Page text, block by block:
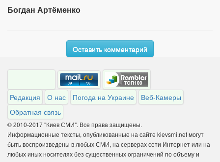
Богдан Артёменко
Оставить комментарий
Редакция О нас Погода на Украине
Веб-Камеры
Обратная связь
© 2010-2017 "Киев СМИ". Все права защищены.
Информационные тексты, опубликованные на сайте kievsmi.net могут
быть воспроизведены в любых СМИ, на серверах сети Интернет или на
любых иных носителях без существенных ограничений по объему и